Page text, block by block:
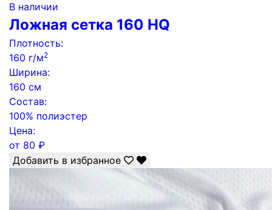
В наличии
Ложная сетка 160 HQ
Плотность:
160 г/м2
Ширина:
160 см
Состав:
100% полиэстер
Цена:
от 80 ₽
Добавить в избранное